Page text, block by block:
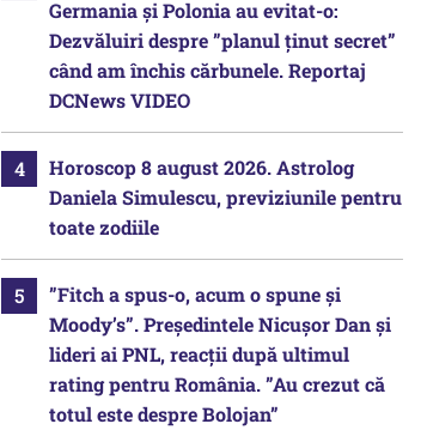
Germania și Polonia au evitat-o:
Dezvăluiri despre ”planul ținut secret”
când am închis cărbunele. Reportaj
DCNews VIDEO
Horoscop 8 august 2026. Astrolog
Daniela Simulescu, previziunile pentru
toate zodiile
”Fitch a spus-o, acum o spune și
Moody’s”. Președintele Nicușor Dan și
lideri ai PNL, reacții după ultimul
rating pentru România. ”Au crezut că
totul este despre Bolojan”